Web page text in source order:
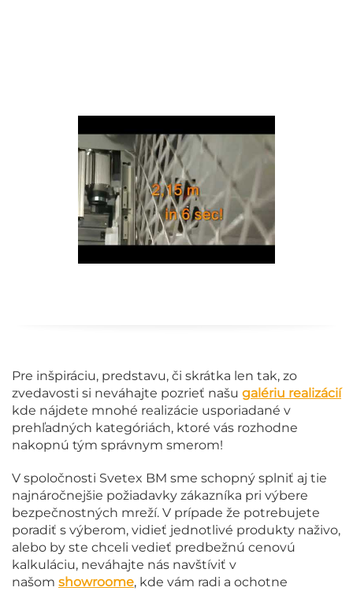
Pre inšpiráciu, predstavu, či skrátka len tak, zo
zvedavosti si neváhajte pozrieť našu galériu realizácií
kde nájdete mnohé realizácie usporiadané v
prehľadných kategóriách, ktoré vás rozhodne
nakopnú tým správnym smerom!
V spoločnosti Svetex BM sme schopný splniť aj tie
najnáročnejšie požiadavky zákazníka pri výbere
bezpečnostných mreží. V prípade že potrebujete
poradiť s výberom, vidieť jednotlivé produkty naživo,
alebo by ste chceli vedieť predbežnú cenovú
kalkuláciu, neváhajte nás navštíviť v
našom showroome, kde vám radi a ochotne